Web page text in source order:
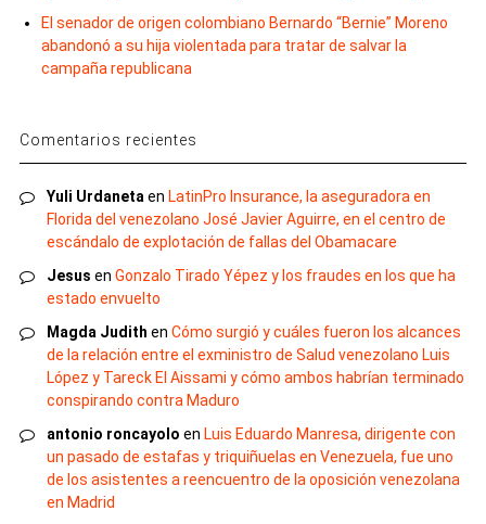
El senador de origen colombiano Bernardo “Bernie” Moreno
abandonó a su hija violentada para tratar de salvar la
campaña republicana
Comentarios recientes
Yuli Urdanetaen LatinPro Insurance, la aseguradora en
Florida del venezolano José Javier Aguirre, en el centro de
escándalo de explotación de fallas del Obamacare
Jesus en Gonzalo Tirado Yépez y los fraudes en los que ha
estado envuelto
Magda Judith en Cómo surgió y cuáles fueron los alcances
de la relación entre el exministro de Salud venezolano Luis
López y Tareck El Aissami y cómo ambos habrían terminado
conspirando contra Maduro
antonio roncayolo en Luis Eduardo Manresa, dirigente con
un pasado de estafas y triquiñuelas en Venezuela, fue uno
de los asistentes a reencuentro de la oposición venezolana
en Madrid